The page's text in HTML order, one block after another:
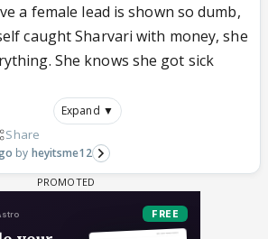
a female lead is shown so dumb,
caught Sharvari with money, she
She knows she got sick
Expand ▼
Share
heyitsme12